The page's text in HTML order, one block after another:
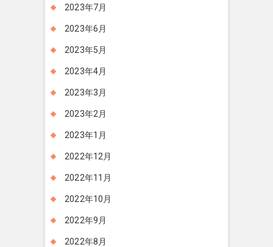
2023年7月
2023年6月
2023年5月
2023年4月
2023年3月
2023年2月
2023年1月
2022年12月
2022年11月
2022年10月
2022年9月
2022年8月